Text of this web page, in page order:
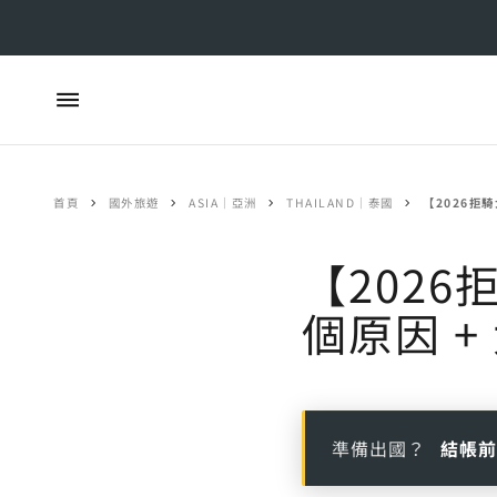
首頁 國外旅遊 ASIA｜亞洲 THAILAND｜泰國 【2026拒
【2026
個原因
準備出國？ 結帳